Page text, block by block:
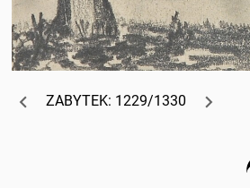
ZABYTEK: 1229/1330